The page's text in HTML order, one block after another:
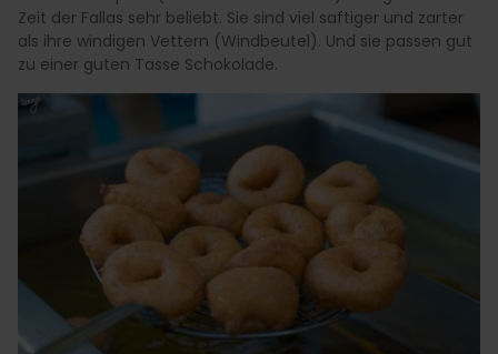
Zeit der Fallas sehr beliebt. Sie sind viel saftiger und zarter
als ihre windigen Vettern (Windbeutel). Und sie passen gut
zu einer guten Tasse Schokolade.